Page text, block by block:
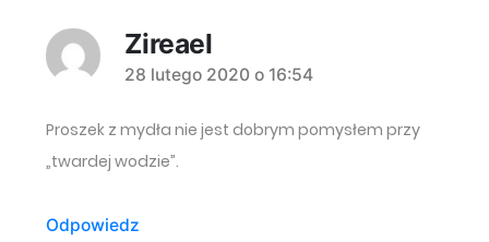
Zireael
komentarz:
28 lutego 2020 o 16:54
Proszek z mydła nie jest dobrym pomysłem przy
„twardej wodzie”.
Odpowiedz